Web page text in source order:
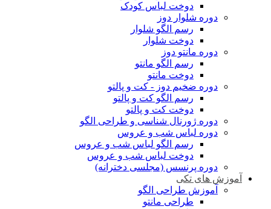
دوخت لباس کودک
دوره شلوار دوز
رسم الگو شلوار
دوخت شلوار
دوره مانتو دوز
رسم الگو مانتو
دوخت مانتو
دوره ضخیم دوز - کت و پالتو
رسم الگو کت و پالتو
دوخت کت و پالتو
دوره ژورنال شناسی و طراحی الگو
دوره لباس شب و عروس
رسم الگو لباس شب و عروس
دوخت لباس شب و عروس
دوره پرنسس (مجلسی دخترانه)
آموزش های تکی
آموزش طراحی الگو
طراحی مانتو